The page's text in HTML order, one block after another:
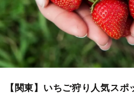
【関東】いちご狩り人気ス